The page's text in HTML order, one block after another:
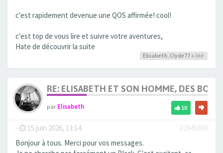
c'est rapidement devenue une QOS affirmée! cool!
c'est top de vous lire et suivre votre aventures,
Hate de découvrir la suite
Elisabeth Clyde77 a liké
RE: ELISABETH ET SON HOMME, DES
parElisabeth 10
- 15 juin 2026, 13:14
#2945869
Bonjour à tous. Merci pour vos messages.